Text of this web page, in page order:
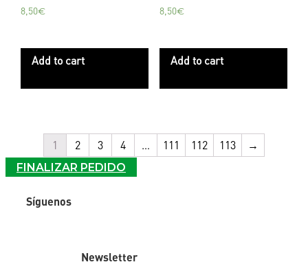
8,50€
Add to cart
8,50€
Add to cart
1 2 3 4 … 111 112 113 →
FINALIZAR PEDIDO
Síguenos
Newsletter